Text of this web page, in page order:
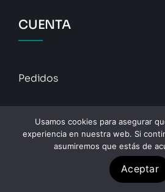
CUENTA
Pedidos
Direcciones
Detalles De La Cuenta
Usamos cookies para asegurar
experiencia en nuestra web. Si
asumiremos que estás de
Aceptar